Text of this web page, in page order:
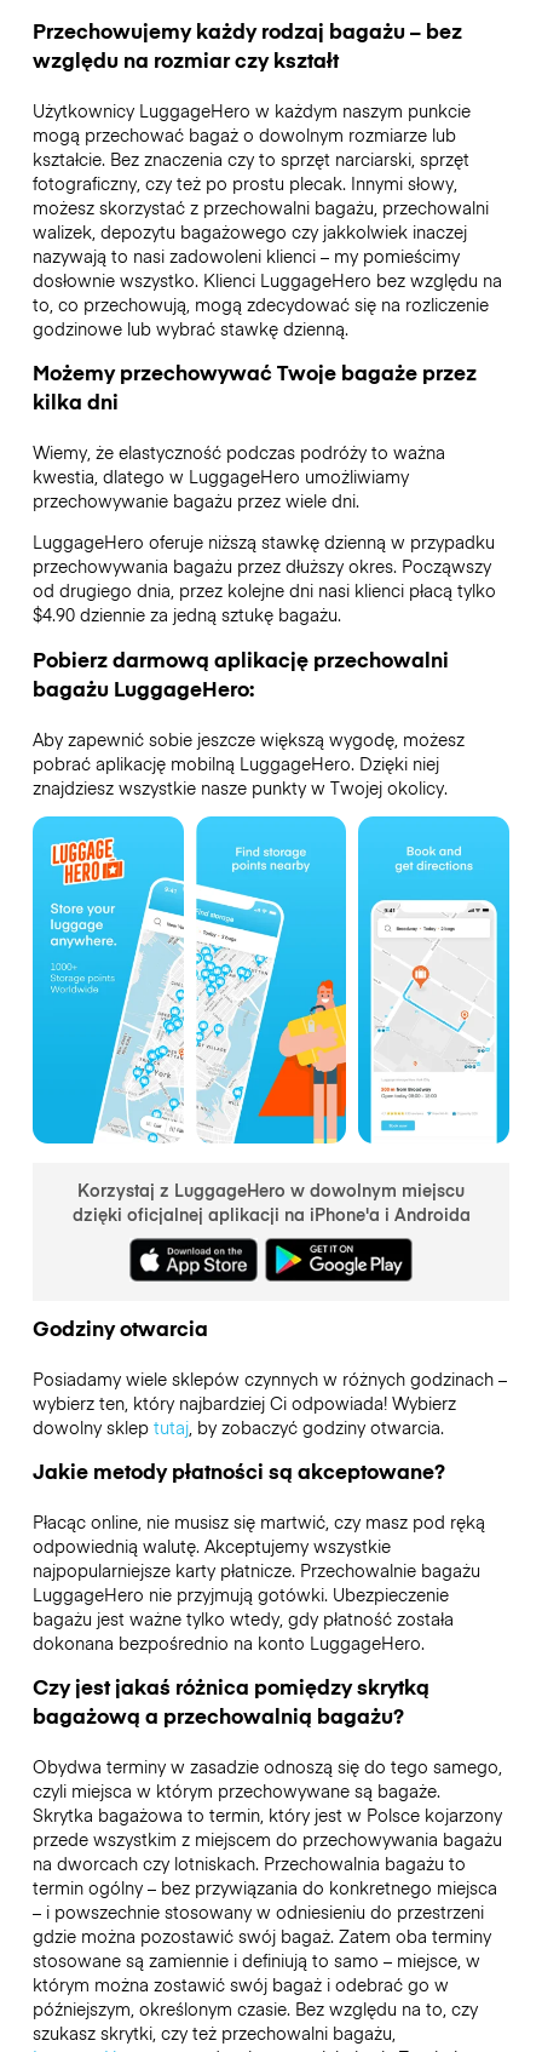
Przechowujemy każdy rodzaj bagażu – bez
względu na rozmiar czy kształt
Użytkownicy LuggageHero w każdym naszym punkcie
mogą przechować bagaż o dowolnym rozmiarze lub
kształcie. Bez znaczenia czy to sprzęt narciarski, sprzęt
fotograficzny, czy też po prostu plecak. Innymi słowy,
możesz skorzystać z przechowalni bagażu, przechowalni
walizek, depozytu bagażowego czy jakkolwiek inaczej
nazywają to nasi zadowoleni klienci – my pomieścimy
dosłownie wszystko. Klienci LuggageHero bez względu na
to, co przechowują, mogą zdecydować się na rozliczenie
godzinowe lub wybrać stawkę dzienną.
Możemy przechowywać Twoje bagaże przez
kilka dni
Wiemy, że elastyczność podczas podróży to ważna
kwestia, dlatego w LuggageHero umożliwiamy
przechowywanie bagażu przez wiele dni.
LuggageHero oferuje niższą stawkę dzienną w przypadku
przechowywania bagażu przez dłuższy okres. Począwszy
od drugiego dnia, przez kolejne dni nasi klienci płacą tylko
$4.90 dziennie za jedną sztukę bagażu.
Pobierz darmową aplikację przechowalni
bagażu LuggageHero:
Aby zapewnić sobie jeszcze większą wygodę, możesz
pobrać aplikację mobilną LuggageHero. Dzięki niej
znajdziesz wszystkie nasze punkty w Twojej okolicy.
Korzystaj z LuggageHero w dowolnym miejscu
dzięki oficjalnej aplikacji na iPhone'a i Androida
Godziny otwarcia
Posiadamy wiele sklepów czynnych w różnych godzinach –
wybierz ten, który najbardziej Ci odpowiada! Wybierz
dowolny sklep tutaj, by zobaczyć godziny otwarcia.
Jakie metody płatności są akceptowane?
Płacąc online, nie musisz się martwić, czy masz pod ręką
odpowiednią walutę. Akceptujemy wszystkie
najpopularniejsze karty płatnicze. Przechowalnie bagażu
LuggageHero nie przyjmują gotówki. Ubezpieczenie
bagażu jest ważne tylko wtedy, gdy płatność została
dokonana bezpośrednio na konto LuggageHero.
Czy jest jakaś różnica pomiędzy skrytką
bagażową a przechowalnią bagażu?
Obydwa terminy w zasadzie odnoszą się do tego samego,
czyli miejsca w którym przechowywane są bagaże.
Skrytka bagażowa to termin, który jest w Polsce kojarzony
przede wszystkim z miejscem do przechowywania bagażu
na dworcach czy lotniskach. Przechowalnia bagażu to
termin ogólny – bez przywiązania do konkretnego miejsca
– i powszechnie stosowany w odniesieniu do przestrzeni
gdzie można pozostawić swój bagaż. Zatem oba terminy
stosowane są zamiennie i definiują to samo – miejsce, w
którym można zostawić swój bagaż i odebrać go w
późniejszym, określonym czasie. Bez względu na to, czy
szukasz skrytki, czy też przechowalni bagażu,